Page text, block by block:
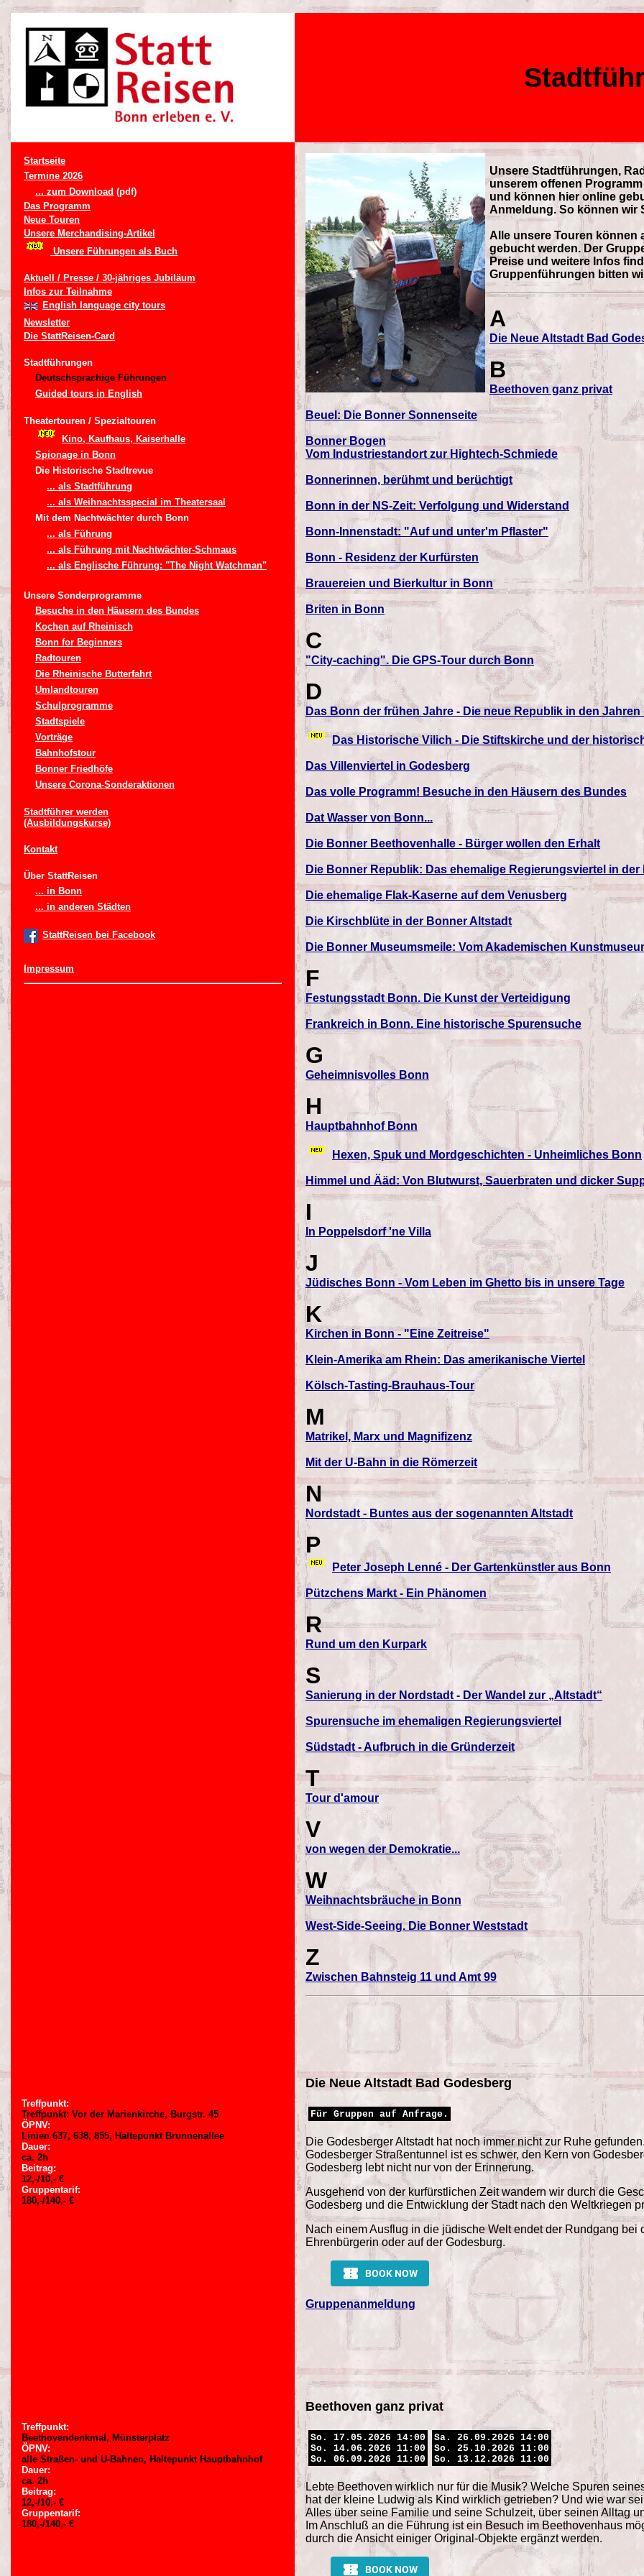
Startseite
Termine 2026
... zum Download (pdf)
Das Programm
Neue Touren
Unsere Merchandising-Artikel
Unsere Führungen als Buch
Aktuell / Presse / 30-jähriges Jubiläum
Infos zur Teilnahme
English language city tours
Newsletter
Die StattReisen-Card
Stadtführungen
Deutschsprachige Führungen
Guided tours in English
Theatertouren / Spezialtouren
Kino, Kaufhaus, Kaiserhalle
Spionage in Bonn
Die Historische Stadtrevue
... als Stadtführung
... als Weihnachtsspecial im Theatersaal
Mit dem Nachtwächter durch Bonn
... als Führung
... als Führung mit Nachtwächter-Schmaus
... als Englische Führung: "The Night Watchman"
Unsere Sonderprogramme
Besuche in den Häusern des Bundes
Kochen auf Rheinisch
Bonn for Beginners
Radtouren
Die Rheinische Butterfahrt
Umlandtouren
Schulprogramme
Stadtspiele
Vorträge
Bahnhofstour
Bonner Friedhöfe
Unsere Corona-Sonderaktionen
Stadtführer werden
(Ausbildungskurse)
Kontakt
Über StattReisen
... in Bonn
... in anderen Städten
StattReisen bei Facebook
Impressum
Unsere Stadtführungen,
unserem offenen
und können hier online
Anmeldung. So können wir
Alle unsere Touren können
gebucht werden. Der
Preise und weitere Infos
Gruppenführungen bitten
A
Die Neue Altstadt Bad
B
Beethoven ganz privat
Beuel: Die Bonner Sonnenseite
Bonner Bogen
Vom Industriestandort zur Hightech-Schmiede
Bonnerinnen, berühmt und berüchtigt
Bonn in der NS-Zeit: Verfolgung und Widerstand
Bonn-Innenstadt: "Auf und unter'm Pflaster"
Bonn - Residenz der Kurfürsten
Brauereien und Bierkultur in Bonn
Briten in Bonn
C
"City-caching". Die GPS-Tour durch Bonn
D
Das Bonn der frühen Jahre - Die neue Republik in den Jahren
Das Historische Vilich - Die Stiftskirche und der
Das Villenviertel in Godesberg
Das volle Programm! Besuche in den Häusern des Bundes
Dat Wasser von Bonn...
Die Bonner Beethovenhalle - Bürger wollen den Erhalt
Die Bonner Republik: Das ehemalige Regierungsviertel in der
Die ehemalige Flak-Kaserne auf dem Venusberg
Die Kirschblüte in der Bonner Altstadt
Die Bonner Museumsmeile: Vom Akademischen
F
Festungsstadt Bonn. Die Kunst der Verteidigung
Frankreich in Bonn. Eine historische Spurensuche
G
Geheimnisvolles Bonn
H
Hauptbahnhof Bonn
Hexen, Spuk und Mordgeschichten - Unheimliches Bonn
Himmel und Ääd: Von Blutwurst, Sauerbraten und dicker
I
In Poppelsdorf 'ne Villa
J
Jüdisches Bonn - Vom Leben im Ghetto bis in unsere Tage
K
Kirchen in Bonn - "Eine Zeitreise"
Klein-Amerika am Rhein: Das amerikanische Viertel
Kölsch-Tasting-Brauhaus-Tour
M
Matrikel, Marx und Magnifizenz
Mit der U-Bahn in die Römerzeit
N
Nordstadt - Buntes aus der sogenannten Altstadt
P
Peter Joseph Lenné - Der Gartenkünstler aus Bonn
Pützchens Markt - Ein Phänomen
R
Rund um den Kurpark
S
Sanierung in der Nordstadt - Der Wandel zur „Altstadt“
Spurensuche im ehemaligen Regierungsviertel
Südstadt - Aufbruch in die Gründerzeit
T
Tour d'amour
V
von wegen der Demokratie...
W
Weihnachtsbräuche in Bonn
West-Side-Seeing. Die Bonner Weststadt
Z
Zwischen Bahnsteig 11 und Amt 99
Treffpunkt:
Treffpunkt: Vor der Marienkirche, Burgstr. 45
ÖPNV:
Linien 637, 638, 855, Haltepunkt Brunnenallee
Dauer:
ca. 2h
Beitrag:
12,-/10,- €
Gruppentarif:
180,-/140,- €
Die Neue Altstadt Bad Godesberg
Für Gruppen auf Anfrage.
Die Godesberger Altstadt hat noch immer nicht zur Ruhe
Godesberger Straßentunnel ist es schwer, den Kern von
Godesberg lebt nicht nur von der Erinnerung.
Ausgehend von der kurfürstlichen Zeit wandern wir durch die
Godesberg und die Entwicklung der Stadt nach den Weltkriegen
Nach einem Ausflug in die jüdische Welt endet der Rundgang
Ehrenbürgerin oder auf der Godesburg.
Gruppenanmeldung
Treffpunkt:
Beethovendenkmal, Münsterplatz
ÖPNV:
alle Straßen- und U-Bahnen, Haltepunkt Hauptbahnhof
Dauer:
ca. 2h
Beitrag:
12,-/10,- €
Gruppentarif:
180,-/140,- €
Beethoven ganz privat
So. 17.05.2026 14:00
So. 14.06.2026 11:00
So. 06.09.2026 11:00
Sa. 26.09.2026 14:00
So. 25.10.2026 11:00
So. 13.12.2026 11:00
Lebte Beethoven wirklich nur für die Musik? Welche Spuren
hat der kleine Ludwig als Kind wirklich getrieben? Und wie war
Alles über seine Familie und seine Schulzeit, über seinen Alltag
Im Anschluß an die Führung ist ein Besuch im Beethovenhaus
durch die Ansicht einiger Original-Objekte ergänzt werden.